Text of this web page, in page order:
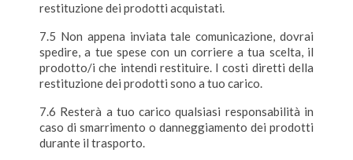
restituzione dei prodotti acquistati.
7.5 Non appena inviata tale comunicazione, dovrai
spedire, a tue spese con un corriere a tua scelta, il
prodotto/i che intendi restituire. I costi diretti della
restituzione dei prodotti sono a tuo carico.
7.6 Resterà a tuo carico qualsiasi responsabilità in
caso di smarrimento o danneggiamento dei prodotti
durante il trasporto.